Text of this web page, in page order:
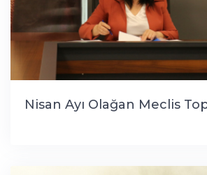
Nisan Ayı Olağan Meclis